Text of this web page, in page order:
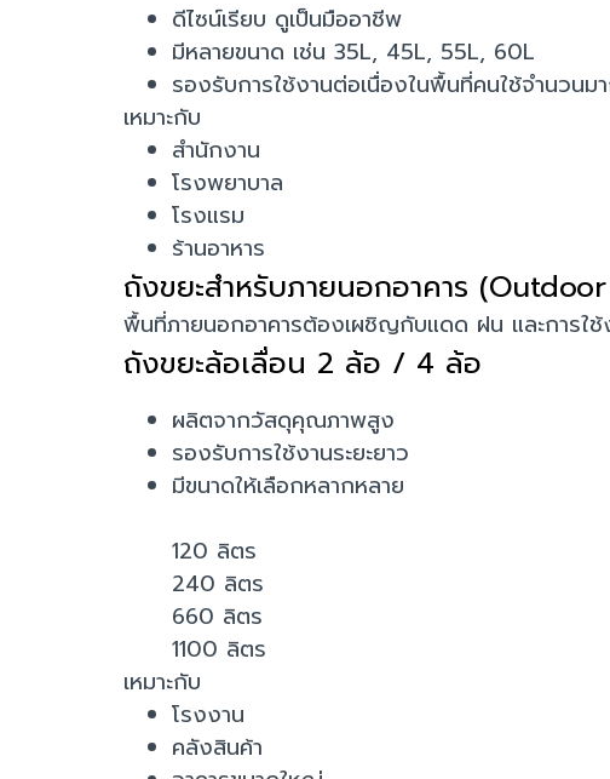
ดีไซน์เรียบ ดูเป็นมืออาชีพ
มีหลายขนาด เช่น 35L, 45L, 55L, 60L
รองรับการใช้งานต่อเนื่องในพื้นที่คนใช้จำนวนม
เหมาะกับ
สำนักงาน
โรงพยาบาล
โรงแรม
ร้านอาหาร
ถังขยะสำหรับภายนอกอาคาร
พื้นที่ภายนอกอาคารต้องเผชิญกับแดด ฝน และการใ
ถังขยะล้อเลื่อน 2 ล้อ / 4 ล้อ
ผลิตจากวัสดุคุณภาพสูง
รองรับการใช้งานระยะยาว
มีขนาดให้เลือกหลากหลาย
120 ลิตร
240 ลิตร
660 ลิตร
1100 ลิตร
เหมาะกับ
โรงงาน
คลังสินค้า